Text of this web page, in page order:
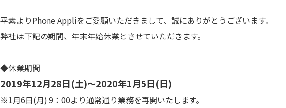
平素よりPhone Appliをご愛顧いただきまして、誠にありがとうございます。
弊社は下記の期間、年末年始休業とさせていただきます。
◆休業期間
2019年12月28日(土)～2020年1月5日(日)
※1月6日(月) 9：00より通常通り業務を再開いたします。